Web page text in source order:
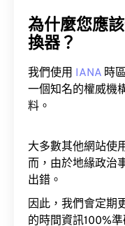
為什麼您應
換器？
我們使用 IANA 時
一個知名的權威機
料。
大多數其他網站使
而，由於地緣政治
出錯。
因此，我們會定期
的時間資訊100%準